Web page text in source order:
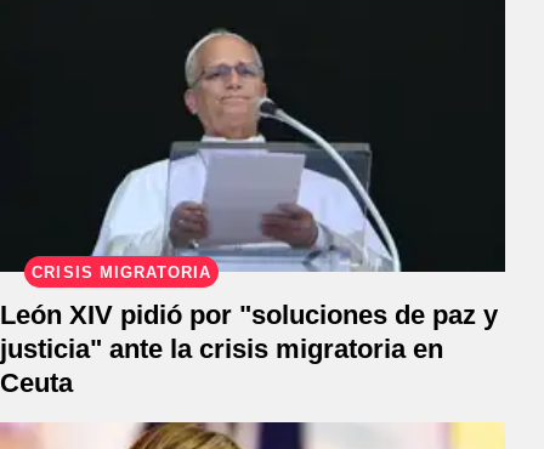
CRISIS MIGRATORIA
León XIV pidió por "soluciones de paz y
justicia" ante la crisis migratoria en
Ceuta